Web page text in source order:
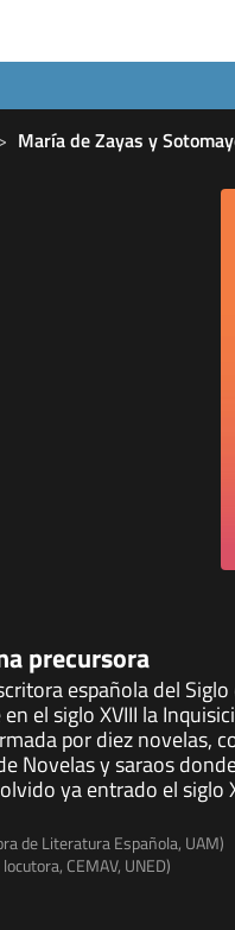
María de Zayas y
precursora
española del
el siglo XVIII la
por diez novelas,
Novelas y saraos
ya entrado el siglo
de Literatura Española, UAM)
CEMAV, UNED)